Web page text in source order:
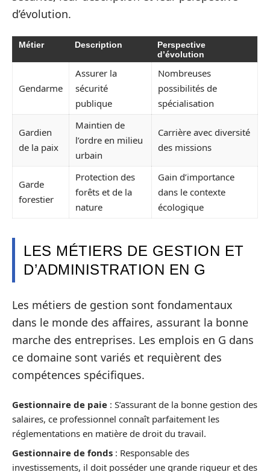
d’évolution.
Métier Description
Perspective
d’évolution
Gendarme
Assurer la
sécurité
publique
Nombreuses
possibilités de
spécialisation
Gardien
de la paix
Maintien de
l’ordre en milieu
urbain
Carrière avec diversité
des missions
Garde
forestier
Protection des
forêts et de la
nature
Gain d’importance
dans le contexte
écologique
LES MÉTIERS DE GESTION ET
D’ADMINISTRATION EN G
Les métiers de gestion sont fondamentaux
dans le monde des affaires, assurant la bonne
marche des entreprises. Les emplois en G dans
ce domaine sont variés et requièrent des
compétences spécifiques.
Gestionnaire de paie : S’assurant de la bonne gestion des
salaires, ce professionnel connaît parfaitement les
réglementations en matière de droit du travail.
Gestionnaire de fonds : Responsable des
investissements, il doit posséder une grande rigueur et des